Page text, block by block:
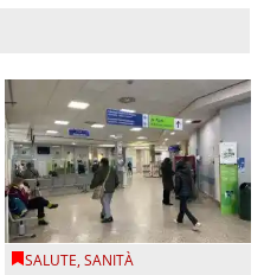
SALUTE,SANITÀ